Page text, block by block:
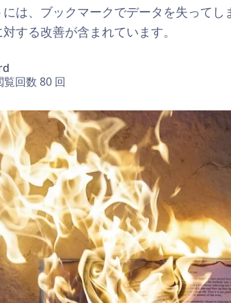
は、ブックマークでデータを失って
する改善が含まれています。
覧回数 80 回